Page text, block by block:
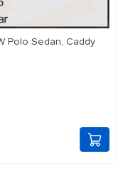
Polo Sedan, Caddy